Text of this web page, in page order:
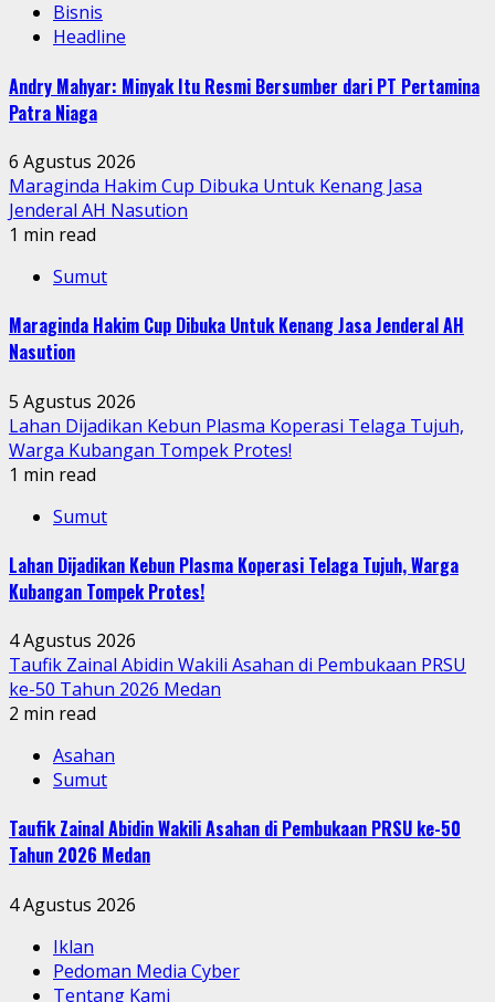
Bisnis
Headline
Andry Mahyar: Minyak Itu Resmi Bersumber dari PT Pertamina
Patra Niaga
6 Agustus 2026
Maraginda Hakim Cup Dibuka Untuk Kenang Jasa
Jenderal AH Nasution
1 min read
Sumut
Maraginda Hakim Cup Dibuka Untuk Kenang Jasa Jenderal AH
Nasution
5 Agustus 2026
Lahan Dijadikan Kebun Plasma Koperasi Telaga Tujuh,
Warga Kubangan Tompek Protes!
1 min read
Sumut
Lahan Dijadikan Kebun Plasma Koperasi Telaga Tujuh, Warga
Kubangan Tompek Protes!
4 Agustus 2026
Taufik Zainal Abidin Wakili Asahan di Pembukaan PRSU
ke-50 Tahun 2026 Medan
2 min read
Asahan
Sumut
Taufik Zainal Abidin Wakili Asahan di Pembukaan PRSU ke-50
Tahun 2026 Medan
4 Agustus 2026
Iklan
Pedoman Media Cyber
Tentang Kami